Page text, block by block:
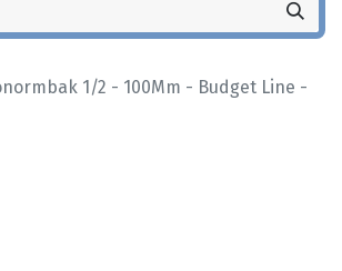
1/2 - 100Mm - Budget Line -